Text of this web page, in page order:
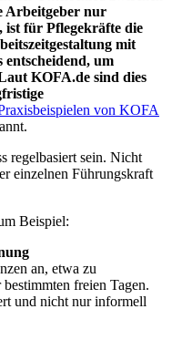
Arbeitgeber nur
ist für Pflegekräfte die
mit
um
KOFA.de sind dies
von KOFA
regelbasiert sein. Nicht
einzelnen Führungskraft
Beispiel:
an, etwa zu
freien Tagen.
und nicht nur informell